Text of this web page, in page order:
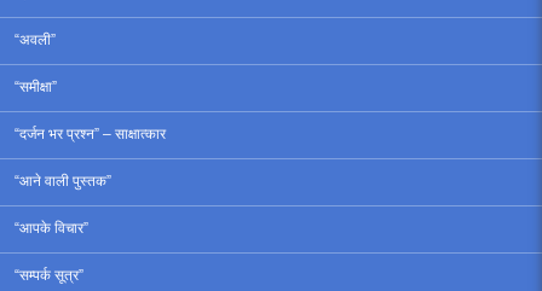
“अवली”
“समीक्षा”
“दर्जन भर प्रश्न” – साक्षात्कार
“आने वाली पुस्तक”
“आपके विचार”
“सम्पर्क सूत्र”